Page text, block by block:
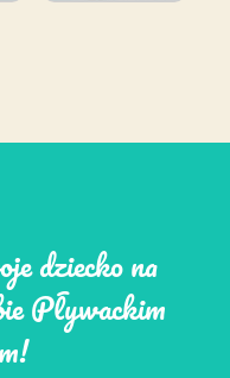
dziecko na
Pływackim